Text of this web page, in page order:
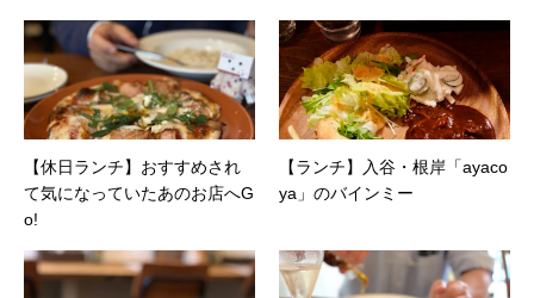
【休日ランチ】おすすめされ
て気になっていたあのお店へG
o!
【ランチ】入谷・根岸「ayaco
ya」のバインミー